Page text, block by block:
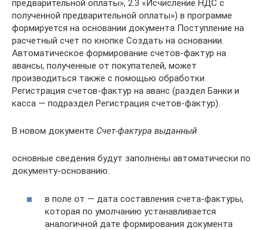
предварительной оплаты», 2.3 «Исчисление НДС с
полученной предварительной оплаты») в программе
формируется на основании документа Поступление на
расчетный счет по кнопке Создать на основании.
Автоматическое формирование счетов-фактур на
авансы, полученные от покупателей, может
производиться также с помощью обработки
Регистрация счетов-фактур на аванс (раздел Банки и
касса — подраздел Регистрация счетов-фактур).
В новом документе Счет-фактура выданный
основные сведения будут заполнены автоматически по
документу-основанию:
в поле от — дата составления счета-фактуры,
которая по умолчанию устанавливается
аналогичной дате формирования документа